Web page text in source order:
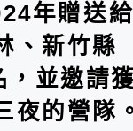
年贈送
、新竹縣
並邀請
夜的營隊